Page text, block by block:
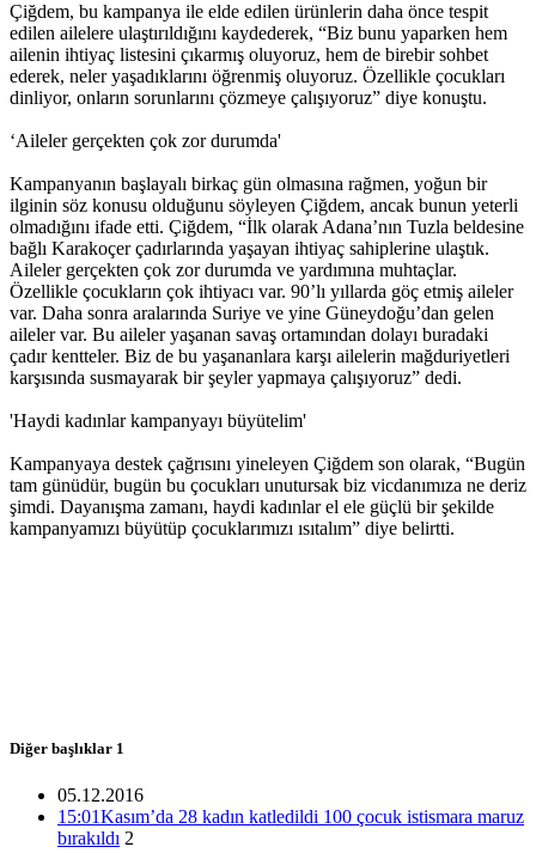
‘Kadınların ilk başvurabilecekleri nokta olmak istiyoruz’
11:28 05/12/2016
22 kadın eşbaşkan tutuklu, 35 belediyeye kayyım
11:25 05/12/2016
5 ARALIK 2016 GÜNDEMİ
11:21 05/12/2016
‘Yüzlerce çocuk devletin ihmalleri sonucu yaşamını yitirdi’
16:26 04/12/2016
Çiğdem, bu kampanya ile elde edilen ürünlerin daha önce tespit
edilen ailelere ulaştırıldığını kaydederek, “Biz bunu yaparken hem
ailenin ihtiyaç listesini çıkarmış oluyoruz, hem de birebir sohbet
ederek, neler yaşadıklarını öğrenmiş oluyoruz. Özellikle çocukları
dinliyor, onların sorunlarını çözmeye çalışıyoruz” diye konuştu.
‘Aileler gerçekten çok zor durumda'
Kampanyanın başlayalı birkaç gün olmasına rağmen, yoğun bir
ilginin söz konusu olduğunu söyleyen Çiğdem, ancak bunun yeterli
olmadığını ifade etti. Çiğdem, “İlk olarak Adana’nın Tuzla beldesine
bağlı Karakoçer çadırlarında yaşayan ihtiyaç sahiplerine ulaştık.
Aileler gerçekten çok zor durumda ve yardımına muhtaçlar.
Özellikle çocukların çok ihtiyacı var. 90’lı yıllarda göç etmiş aileler
var. Daha sonra aralarında Suriye ve yine Güneydoğu’dan gelen
aileler var. Bu aileler yaşanan savaş ortamından dolayı buradaki
çadır kentteler. Biz de bu yaşananlara karşı ailelerin mağduriyetleri
karşısında susmayarak bir şeyler yapmaya çalışıyoruz” dedi.
'Haydi kadınlar kampanyayı büyütelim'
Kampanyaya destek çağrısını yineleyen Çiğdem son olarak, “Bugün
tam günüdür, bugün bu çocukları unutursak biz vicdanımıza ne deriz
şimdi. Dayanışma zamanı, haydi kadınlar el ele güçlü bir şekilde
kampanyamızı büyütüp çocuklarımızı ısıtalım” diye belirtti.
Diğer başlıklar 1
05.12.2016
15:01Kasım’da 28 kadın katledildi 100 çocuk istismara maruz
bırakıldı 2